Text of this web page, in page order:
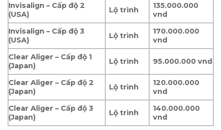
Invisalign – Cấp độ 2
(USA)
Lộ trình
135.000.000
vnd
Invisalign – Cấp độ 3
(USA)
Lộ trình
170.000.000
vnd
Clear Aliger – Cấp độ 1
(Japan)
Lộ trình 95.000.000 vnd
Clear Aliger – Cấp độ 2
(Japan)
Lộ trình
120.000.000
vnd
Clear Aliger – Cấp độ 3
(Japan)
Lộ trình
140.000.000
vnd